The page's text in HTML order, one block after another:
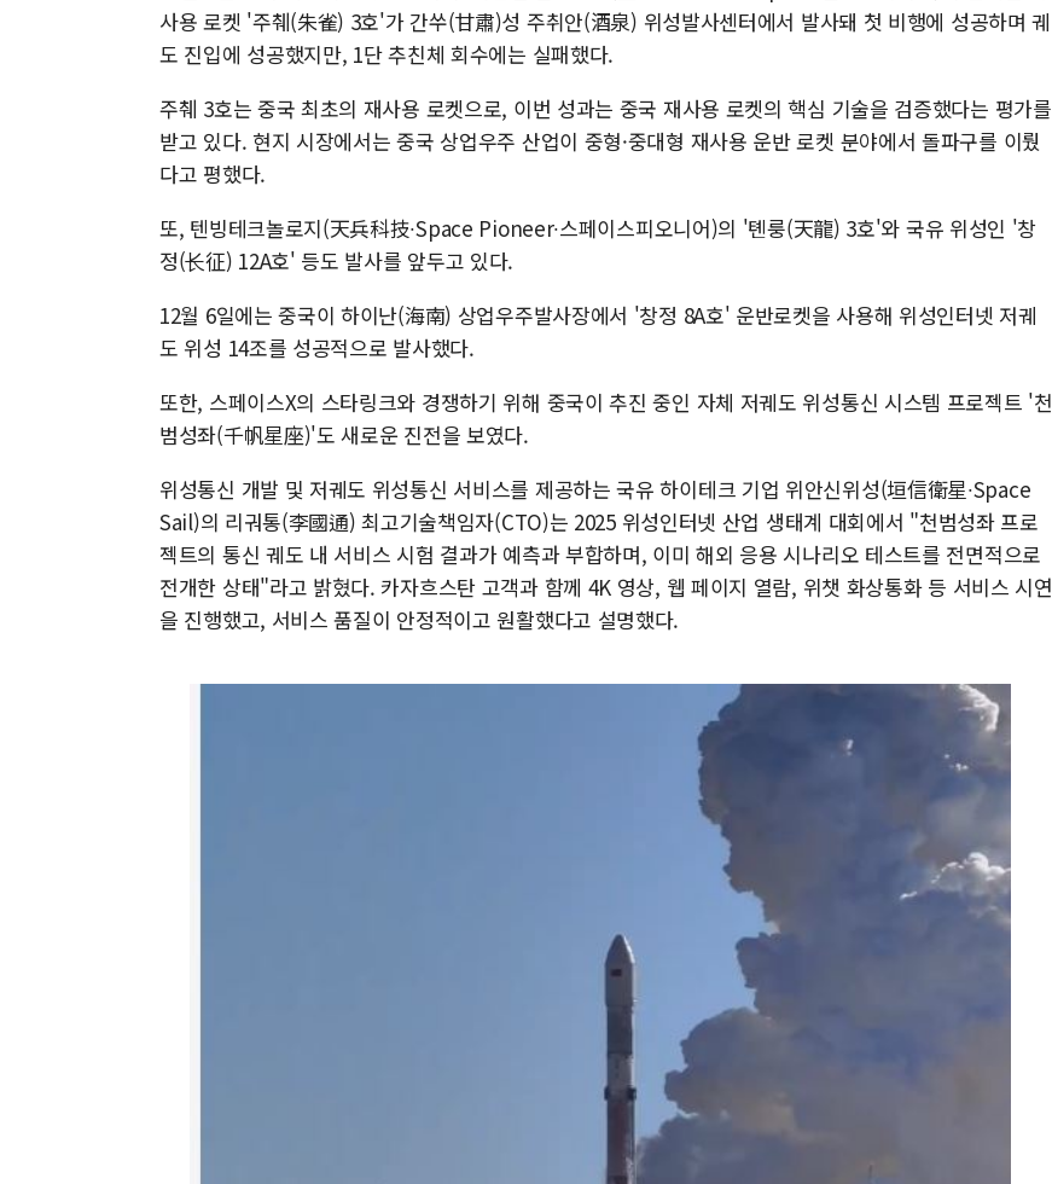
사용 로켓 '주췌(朱雀) 3호'가 간쑤(甘肅)성 주취안(酒泉) 위성발사센터에서 발사돼 첫 비행에 성공하며 궤
도 진입에 성공했지만, 1단 추친체 회수에는 실패했다.
주췌 3호는 중국 최초의 재사용 로켓으로, 이번 성과는 중국 재사용 로켓의 핵심 기술을 검증했다는 평가를
받고 있다. 현지 시장에서는 중국 상업우주 산업이 중형·중대형 재사용 운반 로켓 분야에서 돌파구를 이뤘
다고 평했다.
또, 텐빙테크놀로지(天兵科技∙Space Pioneer∙스페이스피오니어)의 '톈룽(天龍) 3호'와 국유 위성인 '창
정(长征) 12A호' 등도 발사를 앞두고 있다.
12월 6일에는 중국이 하이난(海南) 상업우주발사장에서 '창정 8A호' 운반로켓을 사용해 위성인터넷 저궤
도 위성 14조를 성공적으로 발사했다.
또한, 스페이스X의 스타링크와 경쟁하기 위해 중국이 추진 중인 자체 저궤도 위성통신 시스템 프로젝트 '천
범성좌(千帆星座)'도 새로운 진전을 보였다.
위성통신 개발 및 저궤도 위성통신 서비스를 제공하는 국유 하이테크 기업 위안신위성(垣信衛星∙Space
Sail)의 리궈통(李國通) 최고기술책임자(CTO)는 2025 위성인터넷 산업 생태계 대회에서 "천범성좌 프로
젝트의 통신 궤도 내 서비스 시험 결과가 예측과 부합하며, 이미 해외 응용 시나리오 테스트를 전면적으로
전개한 상태"라고 밝혔다. 카자흐스탄 고객과 함께 4K 영상, 웹 페이지 열람, 위챗 화상통화 등 서비스 시연
을 진행했고, 서비스 품질이 안정적이고 원활했다고 설명했다.